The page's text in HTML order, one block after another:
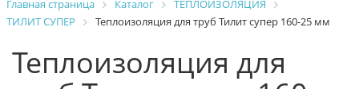
Главная страница Каталог
ТЕПЛОИЗОЛЯЦИЯ
ТИЛИТ СУПЕР
Теплоизоляция для труб Тилит супер 160-25 мм
Теплоизоляция для